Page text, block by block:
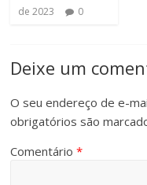
de 2023
0
Deixe um
O seu endereço de e-
obrigatórios são
Comentário*